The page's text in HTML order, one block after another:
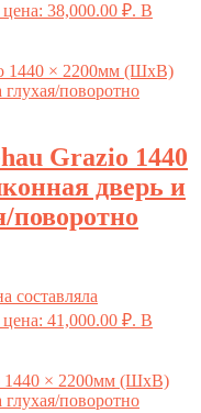
38,000.00 ₽. В
Grazio 1440
дверь и
поворотно
составляла
41,000.00 ₽. В